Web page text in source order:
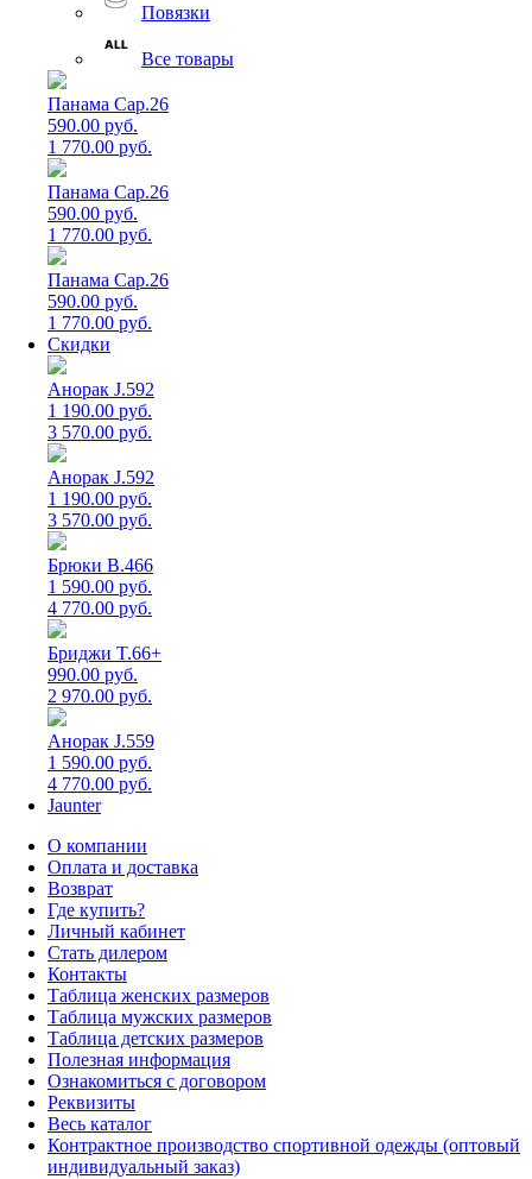
Повязки
Все товары
Панама Cap.26
590.00 руб.
1 770.00 руб.
Панама Cap.26
590.00 руб.
1 770.00 руб.
Панама Cap.26
590.00 руб.
1 770.00 руб.
Скидки
Анорак J.592
1 190.00 руб.
3 570.00 руб.
Анорак J.592
1 190.00 руб.
3 570.00 руб.
Брюки B.466
1 590.00 руб.
4 770.00 руб.
Бриджи T.66+
990.00 руб.
2 970.00 руб.
Анорак J.559
1 590.00 руб.
4 770.00 руб.
Jaunter
О компании
Оплата и доставка
Возврат
Где купить?
Личный кабинет
Стать дилером
Контакты
Таблица женских размеров
Таблица мужских размеров
Таблица детских размеров
Полезная информация
Ознакомиться с договором
Реквизиты
Весь каталог
Контрактное производство спортивной одежды (оптовый
индивидуальный заказ)